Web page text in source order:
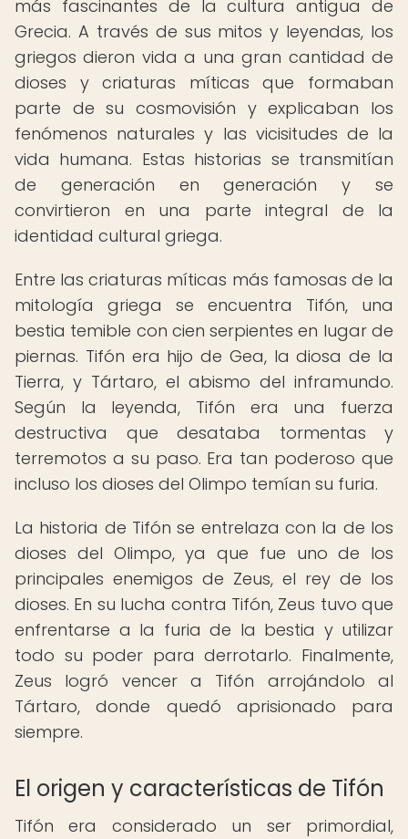
más fascinantes de la cultura antigua de
Grecia. A través de sus mitos y leyendas, los
griegos dieron vida a una gran cantidad de
dioses y criaturas míticas que formaban
parte de su cosmovisión y explicaban los
fenómenos naturales y las vicisitudes de la
vida humana. Estas historias se transmitían
de generación en generación y se
convirtieron en una parte integral de la
identidad cultural griega.
Entre las criaturas míticas más famosas de la
mitología griega se encuentra Tifón, una
bestia temible con cien serpientes en lugar de
piernas. Tifón era hijo de Gea, la diosa de la
Tierra, y Tártaro, el abismo del inframundo.
Según la leyenda, Tifón era una fuerza
destructiva que desataba tormentas y
terremotos a su paso. Era tan poderoso que
incluso los dioses del Olimpo temían su furia.
La historia de Tifón se entrelaza con la de los
dioses del Olimpo, ya que fue uno de los
principales enemigos de Zeus, el rey de los
dioses. En su lucha contra Tifón, Zeus tuvo que
enfrentarse a la furia de la bestia y utilizar
todo su poder para derrotarlo. Finalmente,
Zeus logró vencer a Tifón arrojándolo al
Tártaro, donde quedó aprisionado para
siempre.
El origen y características de Tifón
Tifón era considerado un ser primordial,